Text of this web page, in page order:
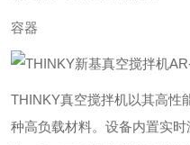
容器
THINKY真空搅拌机以其高性
种高负载材料。设备内置实